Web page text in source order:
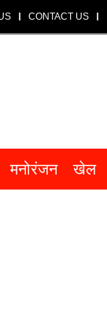
CONTACT US
मनोरंजन खेल